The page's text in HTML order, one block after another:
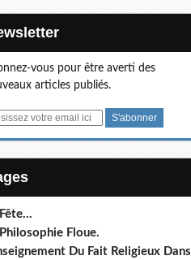
vous pour être averti des
articles publiés.
Floue.
Du Fait Religieux Dans